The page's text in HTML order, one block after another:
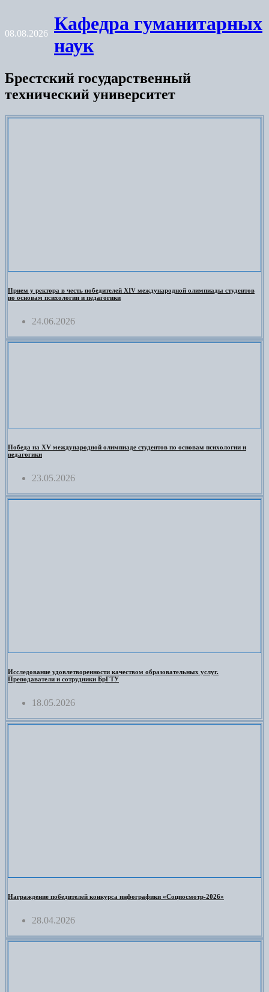
to
content
08.08.2026 Кафедра гуманитарных
наук
Брестский государственный
технический университет
Прием у ректора в честь победителей XIV международной олимпиады студентов
по основам психологии и педагогики
24.06.2026
Победа на XV международной олимпиаде студентов по основам психологии и
педагогики
23.05.2026
Исследование удовлетворенности качеством образовательных услуг.
Преподаватели и сотрудники БрГТУ
18.05.2026
Награждение победителей конкурса инфографики «Социосмотр-2026»
28.04.2026